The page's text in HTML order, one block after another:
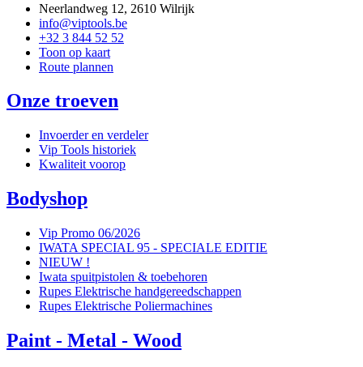
Neerlandweg 12, 2610 Wilrijk
info@viptools.be
+32 3 844 52 52
Toon op kaart
Route plannen
Onze troeven
Invoerder en verdeler
Vip Tools historiek
Kwaliteit voorop
Bodyshop
Vip Promo 06/2026
IWATA SPECIAL 95 - SPECIALE EDITIE
NIEUW !
Iwata spuitpistolen & toebehoren
Rupes Elektrische handgereedschappen
Rupes Elektrische Poliermachines
Paint - Metal - Wood